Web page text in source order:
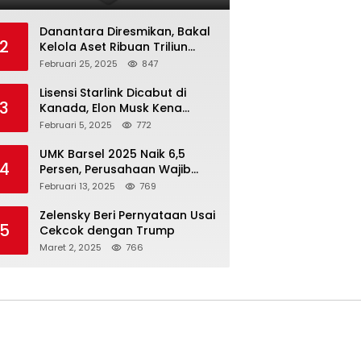
2
Danantara Diresmikan, Bakal
Kelola Aset Ribuan Triliun
Rupiah dari 7 BUMN
Februari 25, 2025 847
3
Lisensi Starlink Dicabut di
Kanada, Elon Musk Kena
Imbas ‘Perang Dagang’
Februari 5, 2025 772
4
UMK Barsel 2025 Naik 6,5
Persen, Perusahaan Wajib
Taat
Februari 13, 2025 769
5
Zelensky Beri Pernyataan Usai
Cekcok dengan Trump
Maret 2, 2025 766